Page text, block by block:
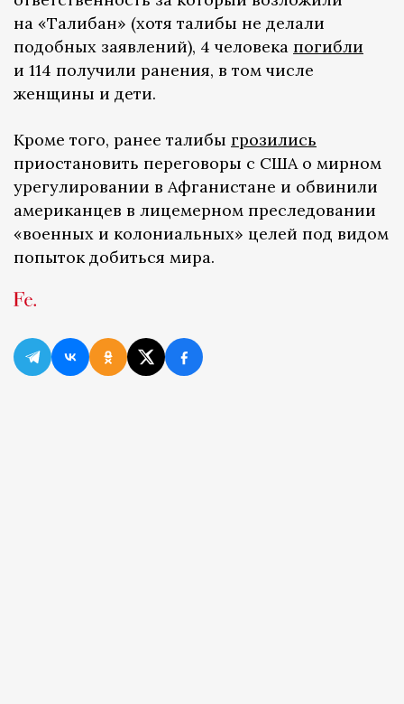
на «Талибан» (хотя талибы не делали
подобных заявлений), 4 человека погибли
и 114 получили ранения, в том числе
женщины и дети.
Кроме того, ранее талибы грозились
приостановить переговоры с США о мирном
урегулировании в Афганистане и обвинили
американцев в лицемерном преследовании
«военных и колониальных» целей под видом
попыток добиться мира.